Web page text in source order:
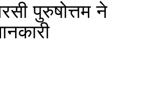
पुरुषोत्तम ने